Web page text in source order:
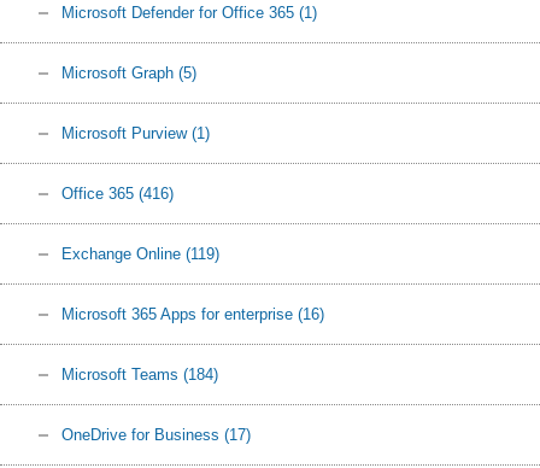
Microsoft Defender for Office 365 (1)
Microsoft Graph (5)
Microsoft Purview (1)
Office 365 (416)
Exchange Online (119)
Microsoft 365 Apps for enterprise (16)
Microsoft Teams (184)
OneDrive for Business (17)